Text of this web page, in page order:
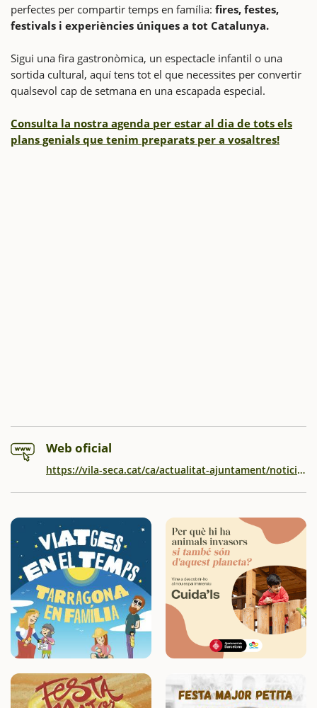
perfectes per compartir temps en família: fires, festes,
festivals i experiències úniques a tot Catalunya.
Sigui una fira gastronòmica, un espectacle infantil o una
sortida cultural, aquí tens tot el que necessites per convertir
qualsevol cap de setmana en una escapada especial.
Consulta la nostra agenda per estar al dia de tots els
plans genials que tenim preparats per a vosaltres!
Web oficial
https://vila-seca.cat/ca/actualitat-ajuntament/noticies-actualitat/cultura/fme